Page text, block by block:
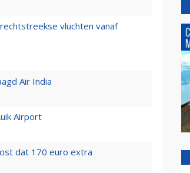
vluchten vanaf
Air India
Airport
dat 170 euro extra